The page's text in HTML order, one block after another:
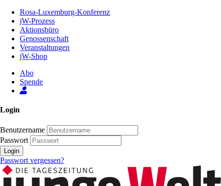
Inhalt
Seite
Rosa-Luxemburg-Konferenz
jW-Prozess
Aktionsbüro
Genossenschaft
Veranstaltungen
jW-Shop
Abo
Spende
Login
Benutzername
Passwort
Login
Passwort vergessen?